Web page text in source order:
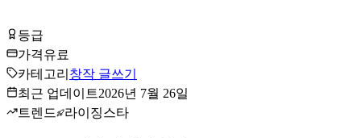
등급
가격유료
카테고리 창작 글쓰기
최근 업데이트2026년 7월 26일
트렌드
라이징스타